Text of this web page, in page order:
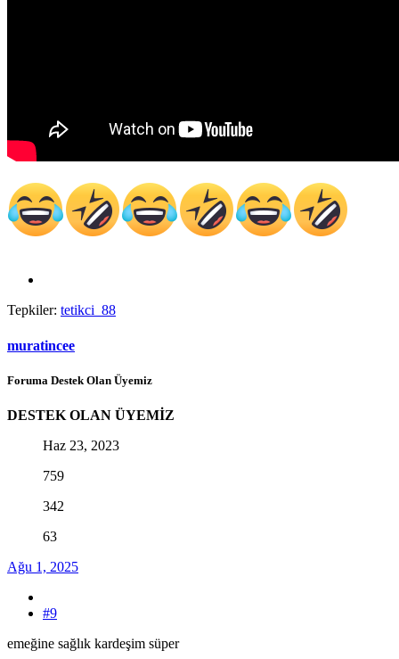
Tepkiler: tetikci_88
muratincee
Foruma Destek Olan Üyemiz
DESTEK OLAN ÜYEMİZ
Haz 23, 2023
759
342
63
Ağu 1, 2025
#9
emeğine sağlık kardeşim süper